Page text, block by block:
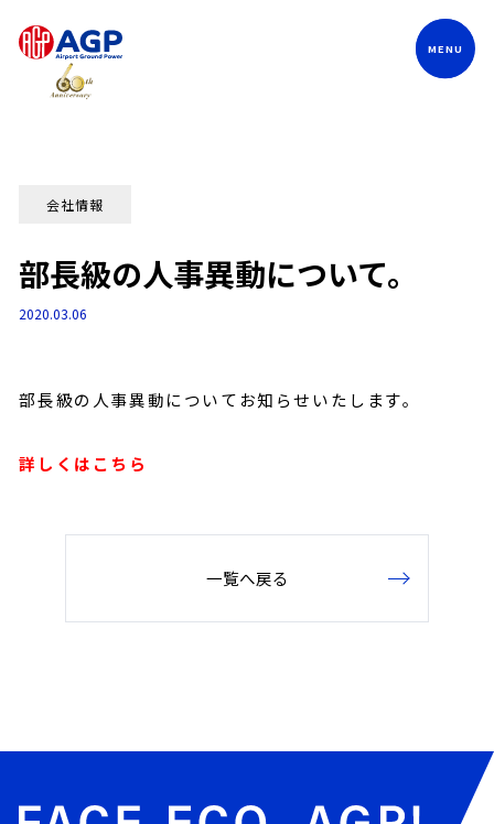
会社情報
部長級の人事異動について。
2020.03.06
部長級の人事異動についてお知らせいたします。
詳しくはこちら
一覧へ戻る